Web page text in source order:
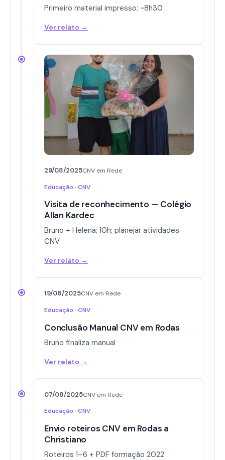
Primeiro material impresso; ~8h30
Ver relato →
29/08/2025CNV em Rede
Educação · CNV
Visita de reconhecimento — Colégio
Allan Kardec
Bruno + Helena; 10h; planejar atividades
CNV
Ver relato →
19/08/2025CNV em Rede
Educação · CNV
Conclusão Manual CNV em Rodas
Bruno finaliza manual
Ver relato →
07/08/2025CNV em Rede
Educação · CNV
Envio roteiros CNV em Rodas a
Christiano
Roteiros 1–6 + PDF formação 2022